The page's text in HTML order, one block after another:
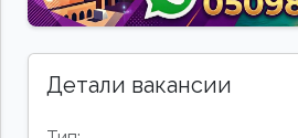
Детали вакансии